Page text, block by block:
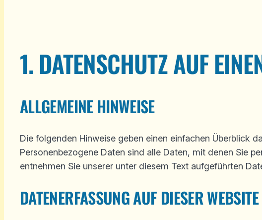
1. DATENSCHUTZ AUF
ALLGEMEINE HINWEISE
Die folgenden Hinweise geben einen einfachen Überblick
Personenbezogene Daten sind alle Daten, mit denen Sie
entnehmen Sie unserer unter diesem Text aufgeführten
DATENERFASSUNG AUF DIESER WEBSITE